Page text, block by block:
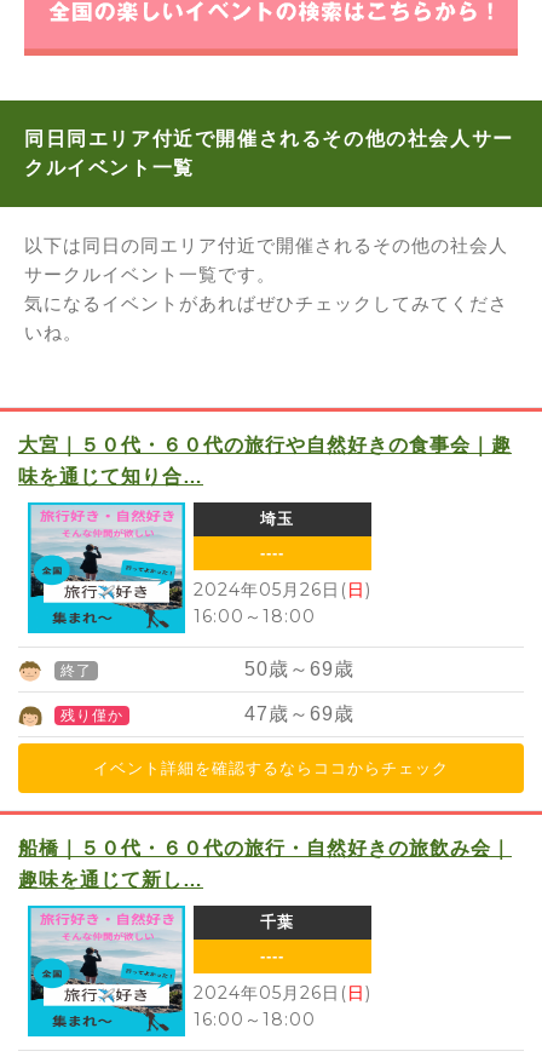
同日同エリア付近で開催されるその他の社会人サー
クルイベント一覧
以下は同日の同エリア付近で開催されるその他の社会人
サークルイベント一覧です。
気になるイベントがあればぜひチェックしてみてくださ
いね。
大宮｜５０代・６０代の旅行や自然好きの食事会｜趣
味を通じて知り合…
埼玉
----
2024年05月26日(日)
16:00 ～ 18:00
終了 50歳～69歳
残り僅か 47歳～69歳
イベント詳細を確認するならココからチェック
船橋｜５０代・６０代の旅行・自然好きの旅飲み会｜
趣味を通じて新し…
千葉
----
2024年05月26日(日)
16:00 ～ 18:00